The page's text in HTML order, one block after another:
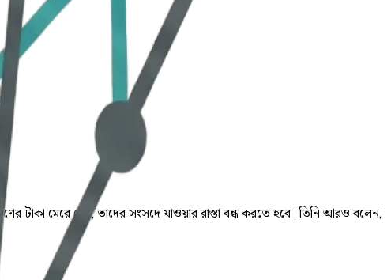
টাকা মেরে দেয়, তাদের সংসদে যাওয়ার রাস্তা বন্ধ করতে হবে। তিনি আরও বলেন,